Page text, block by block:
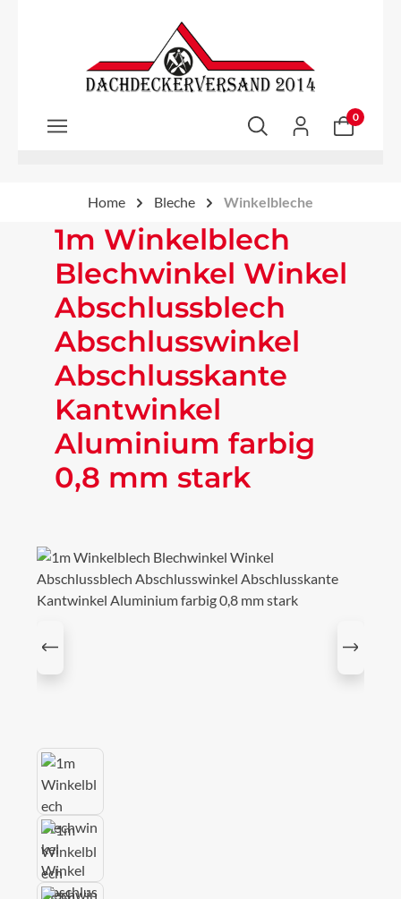
Zum Hauptinhalt springen
0
Home Bleche Winkelbleche
1m Winkelblech
Blechwinkel Winkel
Abschlussblech
Abschlusswinkel
Abschlusskante
Kantwinkel
Aluminium farbig
0,8 mm stark
Bildergalerie überspringen